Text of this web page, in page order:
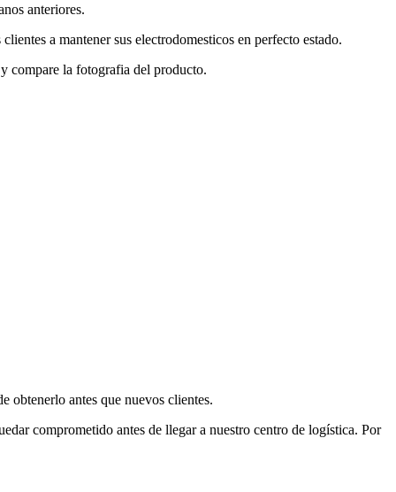
anteriores.
a mantener sus electrodomesticos en perfecto estado.
compare la fotografia del producto.
obtenerlo antes que nuevos clientes.
comprometido antes de llegar a nuestro centro de logística. Por